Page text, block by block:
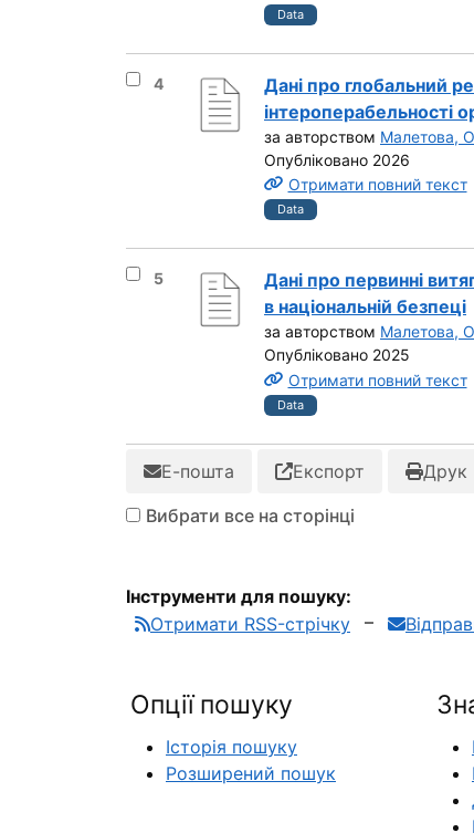
Data
Вибрати результат під номером 4
4
Дані про глобальний
інтероперабельності
за авторством Малетова,
Опубліковано 2026
Отримати повний текст
Data
Вибрати результат під номером 5
5
Дані про первинні
в національній безпеці
за авторством Малетова,
Опубліковано 2025
Отримати повний текст
Data
Е-пошта Експорт Друк
Вибрати все на сторінці
Інструменти для пошуку:
Отримати RSS-стрічку
Опції пошуку
Історія пошуку
Розширений пошук